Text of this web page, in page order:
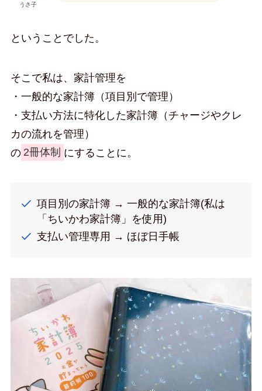
うさ子
ということでした。
そこで私は、家計管理を
・一般的な家計簿（項目別で管理）
・支払い方法に特化した家計簿（チャージやクレ
カの流れを管理）
の 2冊体制 にすることに。
項目別の家計簿 → 一般的な家計簿(私は
「ちいかわ家計簿」を使用)
支払い管理専用 → ほぼ日手帳